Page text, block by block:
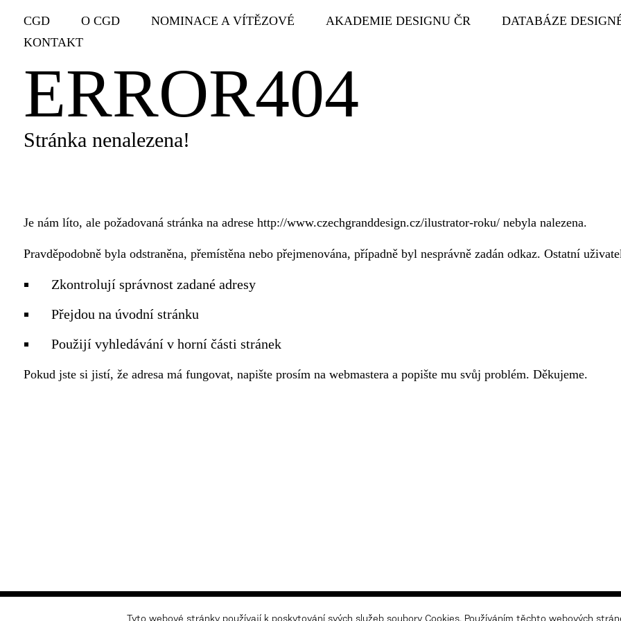
CGD O CGD NOMINACE A VÍTĚZOVÉ AKADEMIE DESIGNU ČR DATABÁZE
KONTAKT
ERROR404
Stránka nenalezena!
Je nám líto, ale požadovaná stránka na adrese http://www.czechgranddesign.cz/ilustrator-roku/ nebyla nalezena.
Pravděpodobně byla odstraněna, přemístěna nebo přejmenována, případně byl nesprávně zadán odkaz. Ostatní
Zkontrolují správnost zadané adresy
Přejdou na úvodní stránku
Použijí vyhledávání v horní části stránek
Pokud jste si jistí, že adresa má fungovat, napište prosím na webmasteraa popište mu svůj problém. Děkujeme.
Newsletter Zásady